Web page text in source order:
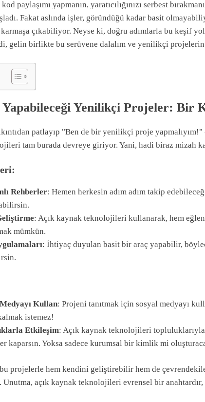
paylaşımı yapmanın, yaratıcılığınızı serbest
Fakat aslında işler, göründüğü kadar basit
çıkabiliyor. Neyse ki, doğru adımlarla bu keşif
gelin birlikte bu serüvene dalalım ve yenilikçi projelerin
Yenilikçi Projeler: Bir
patlayıp "Ben de bir yenilikçi proje
tam burada devreye giriyor. Yani, hadi biraz mizah
Rehberler: Hemen herkesin adım adım takip
: Açık kaynak teknolojileri kullanarak, hem
mümkün.
: İhtiyaç duyulan basit bir araç yapabilir,
Kullan: Projeni tanıtmak için sosyal medyayı
istemez!
Etkileşim: Açık kaynak teknolojileri
kaparsın. Yoksa sadece kurumsal bir kimlik mi
projelerle hem kendini geliştirebilir hem de
açık kaynak teknolojileri evrensel bir